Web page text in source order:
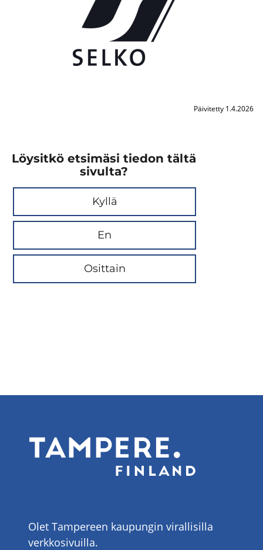
Päivitetty 1.4.2026
Löysitkö etsimäsi tiedon tältä
sivulta?
Kyllä
En
Osittain
Olet Tampereen kaupungin virallisilla
verkkosivuilla.